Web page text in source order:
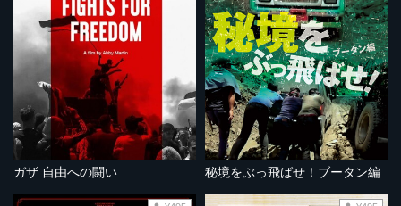
ガザ 自由への闘い 秘境をぶっ飛ばせ！ブータン編